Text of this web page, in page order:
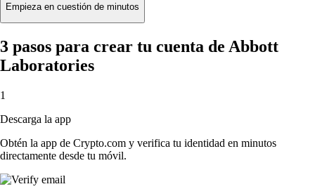
Empieza en cuestión de minutos
3 pasos para crear tu cuenta de Abbott
Laboratories
1
Descarga la app
Obtén la app de Crypto.com y verifica tu identidad en minutos
directamente desde tu móvil.